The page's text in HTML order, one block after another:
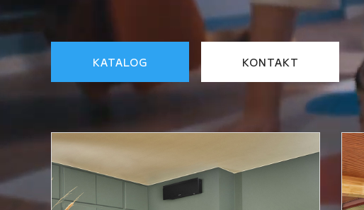
KATALOG KONTAKT